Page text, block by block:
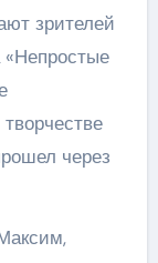
зрителей
через